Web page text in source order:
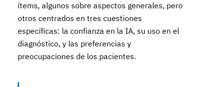
ítems, algunos sobre aspectos generales, pero
otros centrados en tres cuestiones
específicas: la confianza en la IA, su uso en el
diagnóstico, y las preferencias y
preocupaciones de los pacientes.